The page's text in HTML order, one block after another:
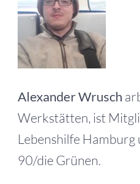
Alexander Wrusch
Werkstätten, ist
Lebenshilfe Hamburg
90/die Grünen.